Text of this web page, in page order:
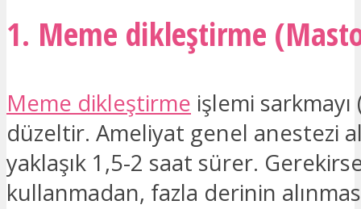
1. Meme dikleştirme
Meme dikleştirme işlemi
düzeltir. Ameliyat genel anestezi
yaklaşık 1,5-2 saat sürer.
kullanmadan, fazla derinin